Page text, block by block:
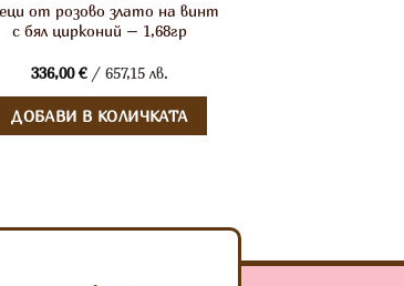
от розово злато на винт
с бял цирконий – 1,68гр
336,00€/ 657,15 лв.
ДОБАВИ В КОЛИЧКАТА